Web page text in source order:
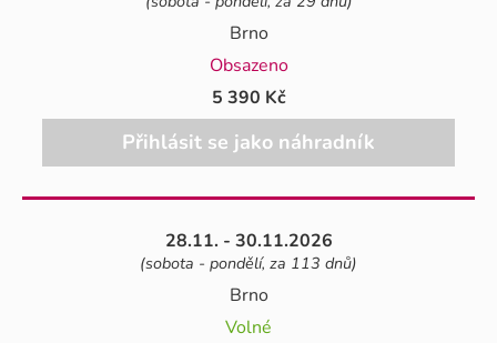
Brno
Obsazeno
5 390 Kč
Přihlásit se jako náhradník
28.11. - 30.11.2026
(sobota - pondělí, za 113 dnů)
Brno
Volné